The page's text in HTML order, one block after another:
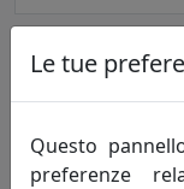
Le tue
Questo
preferenze